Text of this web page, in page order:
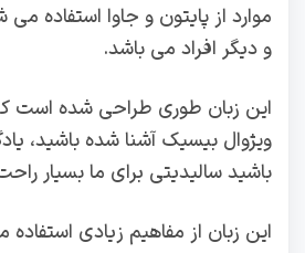
موارد از پایتون و جاوا استفاده
و دیگر افراد می باشد.
این زبان طوری طراحی شده است که
باشید سالیدیتی برای ما بسیار
این زبان از مفاهیم زیادی